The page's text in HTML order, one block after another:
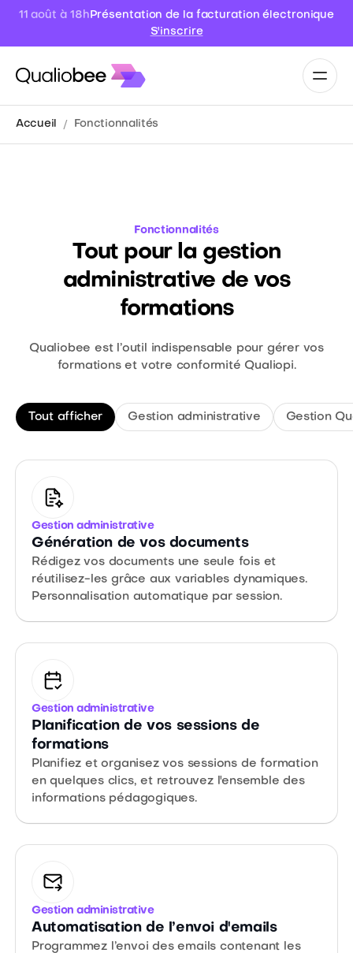
11 août à 18h Présentation de la facturation électronique
S'inscrire
Accueil Fonctionnalités
Fonctionnalités
Tout pour la gestion
administrative de vos
formations
Qualiobee est l’outil indispensable pour gérer vos
formations et votre conformité Qualiopi.
Tout afficher Gestion administrative Gestion
Gestion administrative
Génération de vos documents
Rédigez vos documents une seule fois et
réutilisez-les grâce aux variables dynamiques.
Personnalisation automatique par session.
Gestion administrative
Planification de vos sessions de
formations
Planifiez et organisez vos sessions de formation
en quelques clics, et retrouvez l'ensemble des
informations pédagogiques.
Gestion administrative
Automatisation de l’envoi d'emails
Programmez l’envoi des emails contenant les